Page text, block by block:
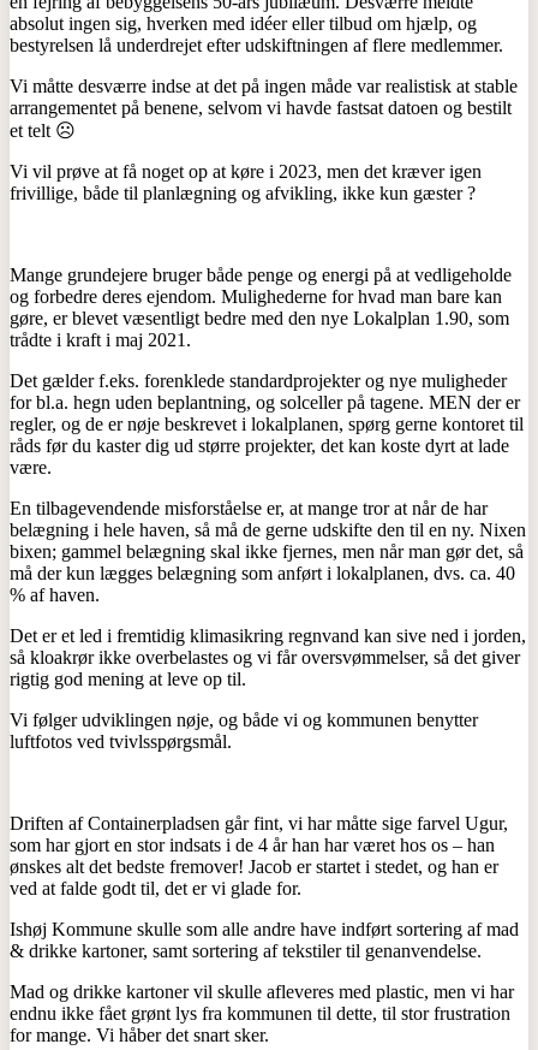
absolut ingen sig, hverken med idéer eller tilbud om hjælp, og
bestyrelsen lå underdrejet efter udskiftningen af flere medlemmer.
Vi måtte desværre indse at det på ingen måde var realistisk at stable
arrangementet på benene, selvom vi havde fastsat datoen og bestilt
et telt ☹
Vi vil prøve at få noget op at køre i 2023, men det kræver igen
frivillige, både til planlægning og afvikling, ikke kun gæster ?
Mange grundejere bruger både penge og energi på at vedligeholde
og forbedre deres ejendom. Mulighederne for hvad man bare kan
gøre, er blevet væsentligt bedre med den nye Lokalplan 1.90, som
trådte i kraft i maj 2021.
Det gælder f.eks. forenklede standardprojekter og nye muligheder
for bl.a. hegn uden beplantning, og solceller på tagene. MEN der er
regler, og de er nøje beskrevet i lokalplanen, spørg gerne kontoret til
råds før du kaster dig ud større projekter, det kan koste dyrt at lade
være.
En tilbagevendende misforståelse er, at mange tror at når de har
belægning i hele haven, så må de gerne udskifte den til en ny. Nixen
bixen; gammel belægning skal ikke fjernes, men når man gør det, så
må der kun lægges belægning som anført i lokalplanen, dvs. ca. 40
% af haven.
Det er et led i fremtidig klimasikring regnvand kan sive ned i jorden,
så kloakrør ikke overbelastes og vi får oversvømmelser, så det giver
rigtig god mening at leve op til.
Vi følger udviklingen nøje, og både vi og kommunen benytter
luftfotos ved tvivlsspørgsmål.
Driften af Containerpladsen går fint, vi har måtte sige farvel Ugur,
som har gjort en stor indsats i de 4 år han har været hos os – han
ønskes alt det bedste fremover! Jacob er startet i stedet, og han er
ved at falde godt til, det er vi glade for.
Ishøj Kommune skulle som alle andre have indført sortering af mad
& drikke kartoner, samt sortering af tekstiler til genanvendelse.
Mad og drikke kartoner vil skulle afleveres med plastic, men vi har
endnu ikke fået grønt lys fra kommunen til dette, til stor frustration
for mange. Vi håber det snart sker.